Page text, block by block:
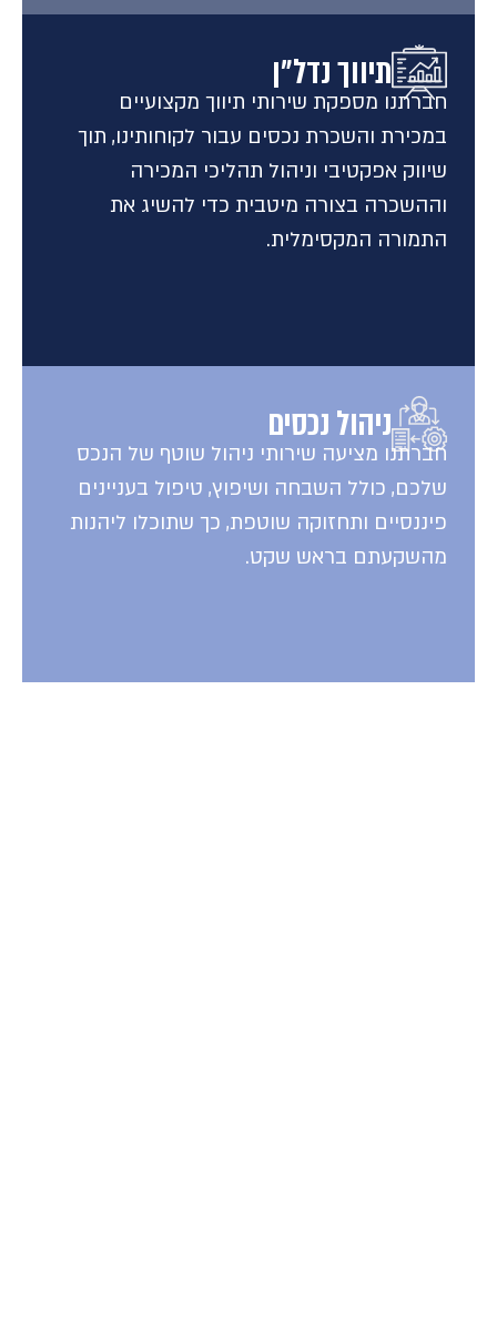
תיווך נדל״ן
חברתנו מספקת שירותי תיווך מקצועיים
במכירת והשכרת נכסים עבור לקוחותינו, תוך
שיווק אפקטיבי וניהול תהליכי המכירה
וההשכרה בצורה מיטבית כדי להשיג את
התמורה המקסימלית.
ניהול נכסים
חברתנו מציעה שירותי ניהול שוטף של הנכס
שלכם, כולל השבחה ושיפוץ, טיפול בעניינים
פיננסיים ותחזוקה שוטפת, כך שתוכלו ליהנות
מהשקעתם בראש שקט.